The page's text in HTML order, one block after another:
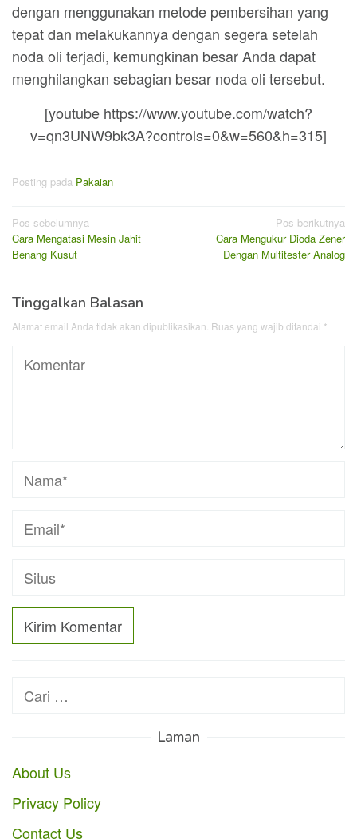
dengan menggunakan metode pembersihan yang
tepat dan melakukannya dengan segera setelah
noda oli terjadi, kemungkinan besar Anda dapat
menghilangkan sebagian besar noda oli tersebut.
[youtube https://www.youtube.com/watch?
v=qn3UNW9bk3A?controls=0&w=560&h=315]
Posting pada Pakaian
Navigasi
pos
Pos sebelumnya
Cara Mengatasi Mesin Jahit
Benang Kusut
Pos berikutnya
Cara Mengukur Dioda Zener
Dengan Multitester Analog
Tinggalkan Balasan
Alamat email Anda tidak akan dipublikasikan. Ruas yang wajib ditandai *
Cari
Laman
About Us
Privacy Policy
Contact Us